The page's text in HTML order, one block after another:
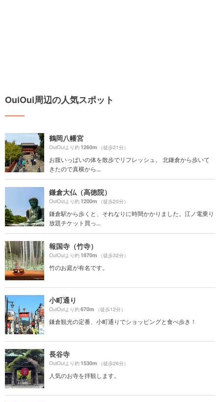
OuiOui周辺の人気スポット
鶴岡八幡宮
OuiOuiより約1260m （徒歩21分）
お腹いっぱいの体を散歩でリフレッシュ。 北鎌倉から歩いて
きたので真横から...
鎌倉大仏（高徳院）
OuiOuiより約1200m （徒歩20分）
鎌倉駅から歩くと、それなりに時間かかりました。江ノ電乗り
放題チケット買っ...
報国寺（竹寺）
OuiOuiより約1870m （徒歩32分）
竹のお庭が有名です。
小町通り
OuiOuiより約670m （徒歩12分）
鎌倉観光の定番、小町通りでショッピングと食べ歩き！
長谷寺
OuiOuiより約1530m （徒歩26分）
人気のお寺を拝観します。